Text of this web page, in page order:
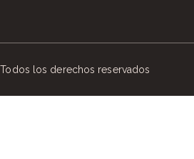
los derechos reservados